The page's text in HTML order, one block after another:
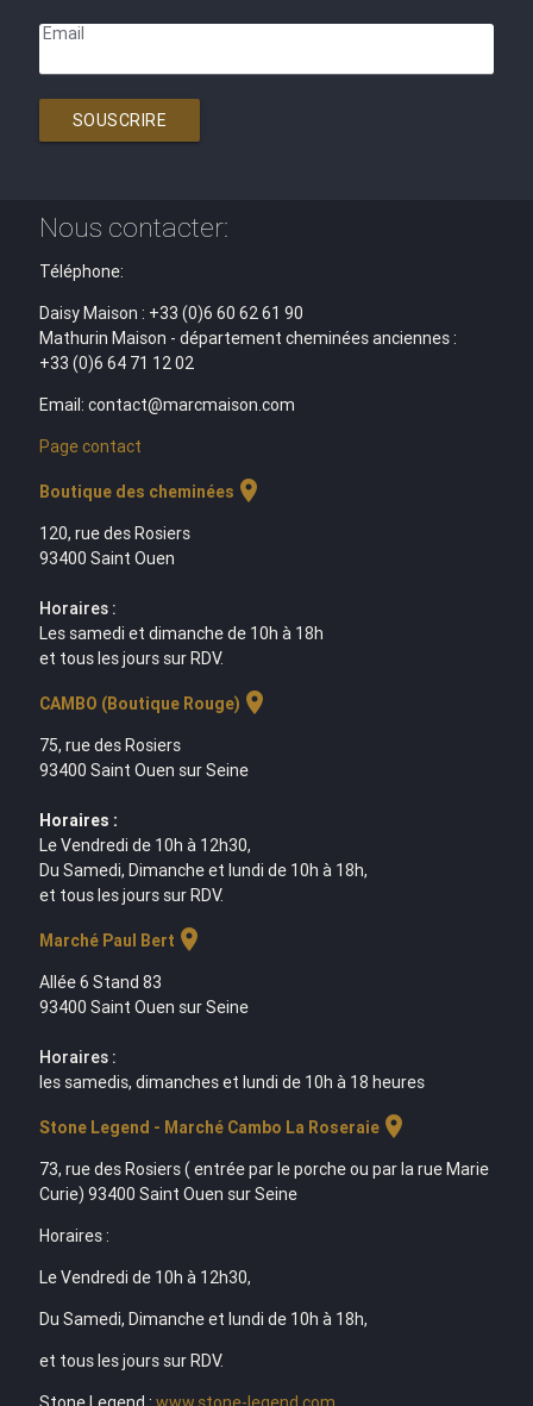
Email
SOUSCRIRE
Nous contacter:
Téléphone:
Daisy Maison : +33 (0)6 60 62 61 90
Mathurin Maison - département cheminées anciennes :
+33 (0)6 64 71 12 02
Email: contact@marcmaison.com
Page contact
Boutique des cheminées location_on
120, rue des Rosiers
93400 Saint Ouen
Horaires :
Les samedi et dimanche de 10h à 18h
et tous les jours sur RDV.
CAMBO (Boutique Rouge) location_on
75, rue des Rosiers
93400 Saint Ouen sur Seine
Horaires :
Le Vendredi de 10h à 12h30,
Du Samedi, Dimanche et lundi de 10h à 18h,
et tous les jours sur RDV.
Marché Paul Bert location_on
Allée 6 Stand 83
93400 Saint Ouen sur Seine
Horaires :
les samedis, dimanches et lundi de 10h à 18 heures
Stone Legend - Marché Cambo La Roseraielocation_on
73, rue des Rosiers ( entrée par le porche ou par la rue Marie
Curie) 93400 Saint Ouen sur Seine
Horaires :
Le Vendredi de 10h à 12h30,
Du Samedi, Dimanche et lundi de 10h à 18h,
et tous les jours sur RDV.